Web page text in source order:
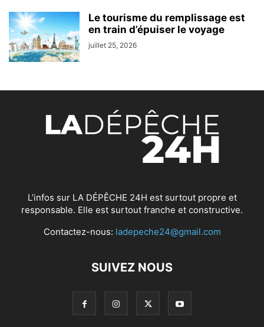
Le tourisme du remplissage est
en train d’épuiser le voyage
juillet 25, 2026
L’infos sur LA DÉPÊCHE 24H est surtout propre et
responsable. Elle est surtout franche et constructive.
Contactez-nous: ladepeche24@gmail.com
SUIVEZ NOUS